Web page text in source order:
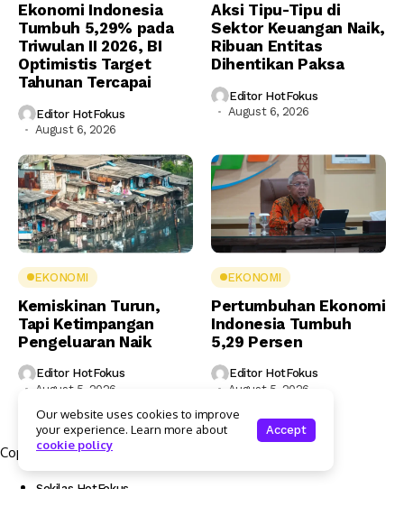
Ekonomi Indonesia
Tumbuh 5,29% pada
Triwulan II 2026, BI
Optimistis Target
Tahunan Tercapai
Editor HotFokus
August 6, 2026
Aksi Tipu-Tipu di
Sektor Keuangan Naik,
Ribuan Entitas
Dihentikan Paksa
Editor HotFokus
August 6, 2026
EKONOMI
Kemiskinan Turun,
Tapi Ketimpangan
Pengeluaran Naik
Editor HotFokus
August 5, 2026
EKONOMI
Pertumbuhan Ekonomi
Indonesia Tumbuh
5,29 Persen
Editor HotFokus
August 5, 2026
Copyright © 2025 Hotfokus.com | All rights reserved
Sekilas HotFokus
Our website uses cookies to improve
your experience. Learn more about
cookie policy
Accept